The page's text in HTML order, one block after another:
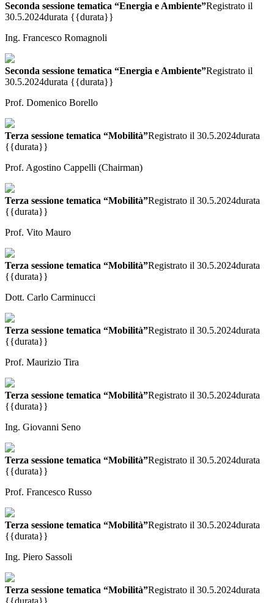
Seconda sessione tematica “Energia e Ambiente”Registrato il
30.5.2024durata {{durata}}
Ing. Francesco Romagnoli
Seconda sessione tematica “Energia e Ambiente”Registrato il
30.5.2024durata {{durata}}
Prof. Domenico Borello
Terza sessione tematica “Mobilità”Registrato il 30.5.2024durata
{{durata}}
Prof. Agostino Cappelli (Chairman)
Terza sessione tematica “Mobilità”Registrato il 30.5.2024durata
{{durata}}
Prof. Vito Mauro
Terza sessione tematica “Mobilità”Registrato il 30.5.2024durata
{{durata}}
Dott. Carlo Carminucci
Terza sessione tematica “Mobilità”Registrato il 30.5.2024durata
{{durata}}
Prof. Maurizio Tira
Terza sessione tematica “Mobilità”Registrato il 30.5.2024durata
{{durata}}
Ing. Giovanni Seno
Terza sessione tematica “Mobilità”Registrato il 30.5.2024durata
{{durata}}
Prof. Francesco Russo
Terza sessione tematica “Mobilità”Registrato il 30.5.2024durata
{{durata}}
Ing. Piero Sassoli
Terza sessione tematica “Mobilità”Registrato il 30.5.2024durata
{{durata}}